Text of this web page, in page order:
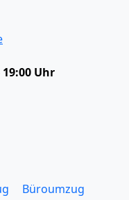
19:00 Uhr
Büroumzug